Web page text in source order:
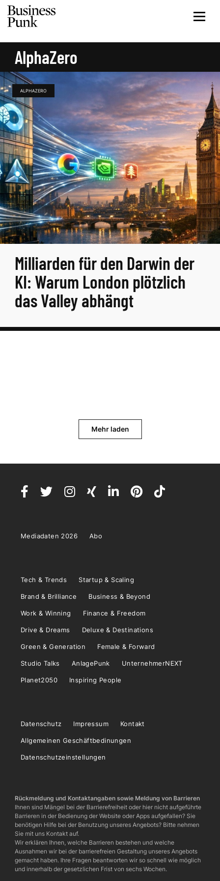
AlphaZero
ALPHAZERO
Milliarden für den Darwin der
KI: Warum London plötzlich
das Valley abhängt
Mehr laden
Mediadaten 2026 Abo
Tech & Trends Startup & Scaling
Brand & Brilliance Business & Beyond
Work & Winning Finance & Freedom
Drive & Dreams Deluxe & Destinations
Green & Generation Female & Forward
Studio Talks AnlagePunk UnternehmerNEXT
Planet2050 Inspiring People
Datenschutz Impressum Kontakt
Allgemeinen Geschäftbedinungen
Datenschutzeinstellungen
Rückmeldung und Kontaktangaben sowie Meldung von Barrieren
Ihnen sind Mängel bei der Barrierefreiheit oder hier nicht aufgeführte
Barrieren in der Bedienung der Website oder Apps aufgefallen? Sie
benötigen Hilfe bei der Benutzung unseres Angebots? Bitte nehmen
Sie mit uns Kontakt auf.
Wir erklären Ihnen, welche Barrieren bestehen und welche
Ausnahmen wir bei der barrierefreien Gestaltung unseres Angebots
gemacht haben. Ihre Fragen beantworten wir so schnell wie möglich
und innerhalb der gesetzlichen Frist von sechs Wochen.